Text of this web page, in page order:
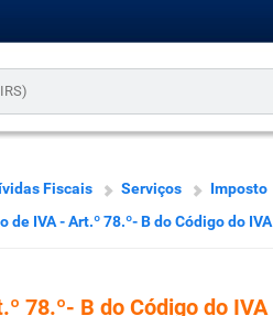
Fiscais Serviços
Imposto
de IVA - Art.º 78.º- B do Código do IVA
78.º- B do Código do IVA